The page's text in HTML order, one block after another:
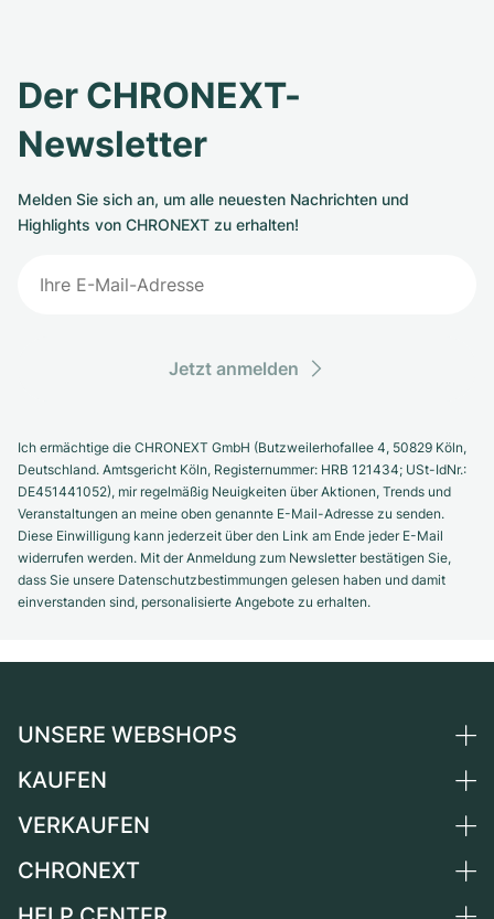
Der CHRONEXT-
Newsletter
Melden Sie sich an, um alle neuesten Nachrichten und
Highlights von CHRONEXT zu erhalten!
Jetzt anmelden
Ich ermächtige die CHRONEXT GmbH (Butzweilerhofallee 4, 50829 Köln,
Deutschland. Amtsgericht Köln, Registernummer: HRB 121434; USt-IdNr.:
DE451441052), mir regelmäßig Neuigkeiten über Aktionen, Trends und
Veranstaltungen an meine oben genannte E-Mail-Adresse zu senden.
Diese Einwilligung kann jederzeit über den Link am Ende jeder E-Mail
widerrufen werden. Mit der Anmeldung zum Newsletter bestätigen Sie,
dass Sie unsere Datenschutzbestimmungen gelesen haben und damit
einverstanden sind, personalisierte Angebote zu erhalten.
UNSERE WEBSHOPS
Deutschland
Schweiz
Frankreich
KAUFEN
Alle Luxusuhren
VERKAUFEN
Uhr verkaufen
CHRONEXT
Über uns